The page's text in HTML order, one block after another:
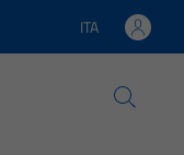
Lingua attiva:
ITA